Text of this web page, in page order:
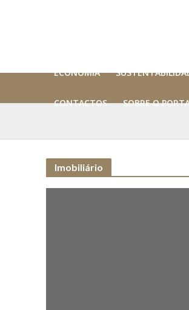
ECONOMIA
CONTACTOS SOBRE O
Imobiliário